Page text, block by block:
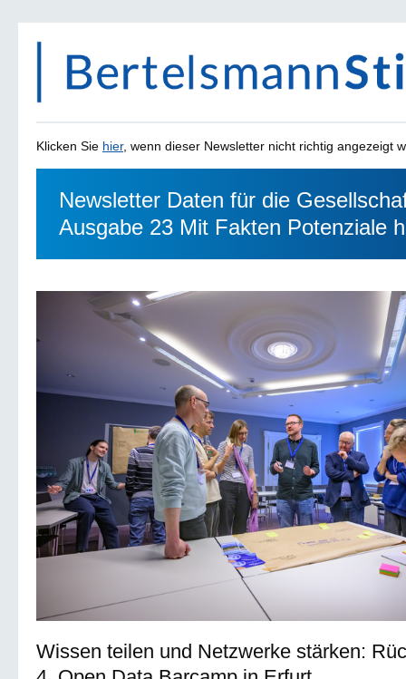
Klicken Sie hier, wenn dieser Newsletter nicht richtig angezeigt
Newsletter Daten für die
Ausgabe 23 Mit Fakten Potenziale
Wissen teilen und Netzwerke stärken: